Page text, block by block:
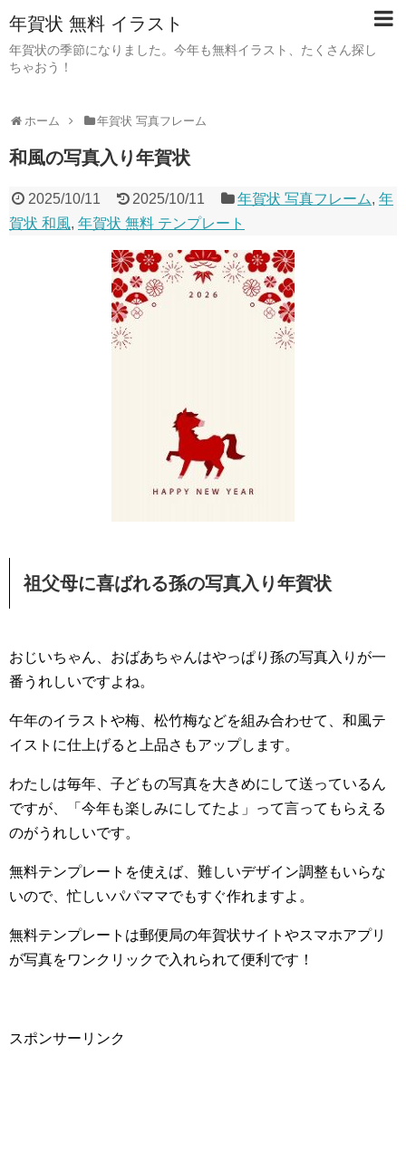
年賀状 無料 イラスト
年賀状の季節になりました。今年も無料イラスト、たくさん探し
ちゃおう！
ホーム 年賀状 写真フレーム
和風の写真入り年賀状
2025/10/11 2025/10/11 年賀状 写真フレーム,年
賀状 和風, 年賀状 無料 テンプレート
祖父母に喜ばれる孫の写真入り年賀状
おじいちゃん、おばあちゃんはやっぱり孫の写真入りが一
番うれしいですよね。
午年のイラストや梅、松竹梅などを組み合わせて、和風テ
イストに仕上げると上品さもアップします。
わたしは毎年、子どもの写真を大きめにして送っているん
ですが、「今年も楽しみにしてたよ」って言ってもらえる
のがうれしいです。
無料テンプレートを使えば、難しいデザイン調整もいらな
いので、忙しいパパママでもすぐ作れますよ。
無料テンプレートは郵便局の年賀状サイトやスマホアプリ
が写真をワンクリックで入れられて便利です！
スポンサーリンク